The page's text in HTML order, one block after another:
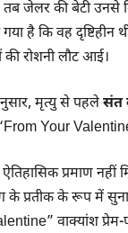
जेलर की बेटी उनसे
है कि वह दृष्टिहीन
की रोशनी लौट आई।
मृत्यु से पहलेसंत
Your
प्रमाण
के प्रतीक के रूप में
वाक्यांश प्रेम-